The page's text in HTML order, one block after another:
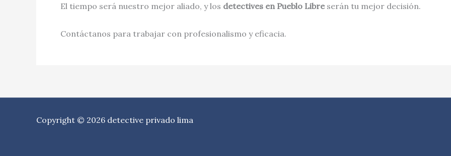
El tiempo será nuestro mejor aliado, y los detectives en Pueblo Libre serán tu mejor decisión.
Contáctanos para trabajar con profesionalismo y eficacia.
Copyright © 2026 detective privado lima